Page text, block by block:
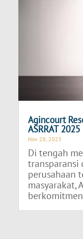
Agincourt
ASRRAT 2025
Nov 28, 2025
Di tengah
transparansi
perusahaan
masyarakat,